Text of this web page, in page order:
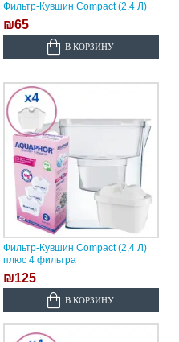
Фильтр-Кувшин Compact (2,4 Л)
₪65
В КОРЗИНУ
Фильтр-Кувшин Compact (2,4 Л)
плюс 4 фильтра
₪125
В КОРЗИНУ